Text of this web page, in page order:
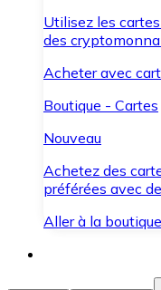
Utilisez les
des
Acheter avec
Boutique - Cartes
Nouveau
Achetez des
préférées avec
Aller à la